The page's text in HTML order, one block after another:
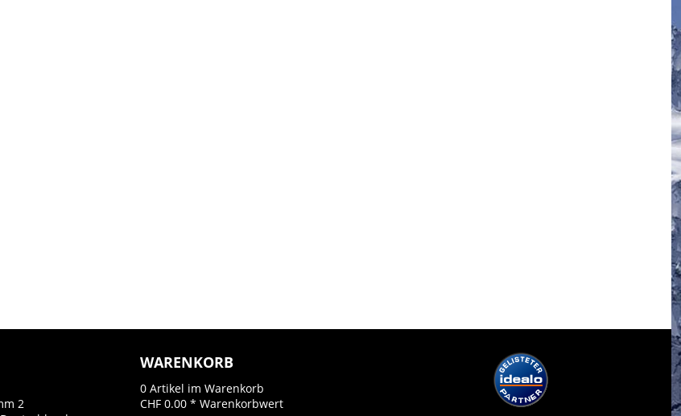
2
WARENKORB
0 Artikel im Warenkorb
CHF 0.00 * Warenkorbwert